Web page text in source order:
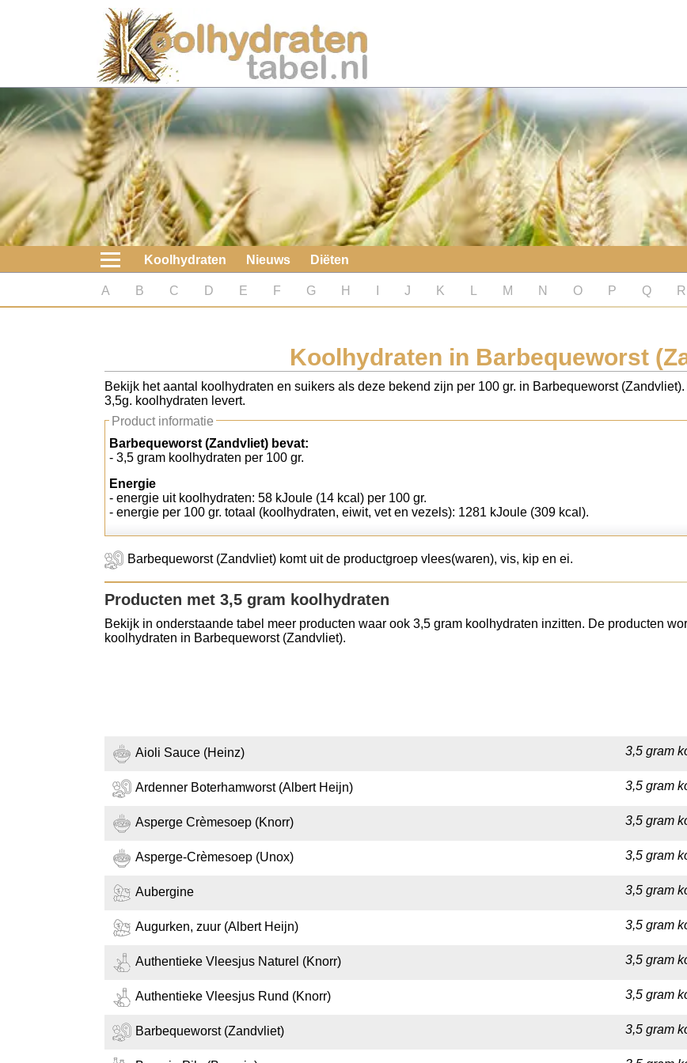
Koolhydraten
Nieuws
Koolhydraatarme diëten
Boeken
koolhydraatarme diëten
Diabetes test
Koolhydraten tellen
Koolhydraten Nieuws Diëten
A B C D E F G H J K M N O P Q R
Koolhydraten in Barbequeworst
Bekijk het aantal koolhydraten en suikers als deze bekend zijn per 100 gr. in Barbequeworst
3,5g. koolhydraten levert.
Product informatie
Barbequeworst (Zandvliet) bevat:
- 3,5 gram koolhydraten per 100 gr.
Energie
- energie uit koolhydraten: 58 kJoule (14 kcal) per 100 gr.
- energie per 100 gr. totaal (koolhydraten, eiwit, vet en vezels): 1281 kJoule (309 kcal).
Barbequeworst (Zandvliet) komt uit de productgroep vlees(waren), vis, kip en ei.
Producten met 3,5 gram koolhydraten
Bekijk in onderstaande tabel meer producten waar ook 3,5 gram koolhydraten inzitten. De producten
koolhydraten in Barbequeworst (Zandvliet).
Aioli Sauce (Heinz) 3,5 gram
Ardenner Boterhamworst (Albert Heijn) 3,5 gram
Asperge Crèmesoep (Knorr) 3,5 gram
Asperge-Crèmesoep (Unox) 3,5 gram
Aubergine 3,5 gram
Augurken, zuur (Albert Heijn) 3,5 gram
Authentieke Vleesjus Naturel (Knorr) 3,5 gram
Authentieke Vleesjus Rund (Knorr) 3,5 gram
Barbequeworst (Zandvliet) 3,5 gram